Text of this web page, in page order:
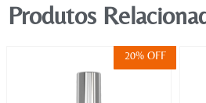
Produtos
20% OFF